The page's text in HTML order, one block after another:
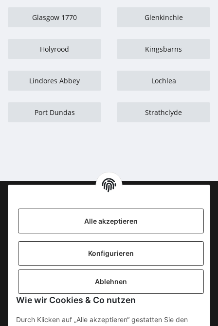
Alle akzeptieren
Konfigurieren
Ablehnen
Wie wir Cookies & Co nutzen
Durch Klicken auf „Alle akzeptieren“ gestatten Sie den
Glasgow 1770 Glenkinchie
Holyrood Kingsbarns
Lindores Abbey Lochlea
Port Dundas Strathclyde
SICHERE ZAHLUNGSWEISEN
Gesetzliche Informationen